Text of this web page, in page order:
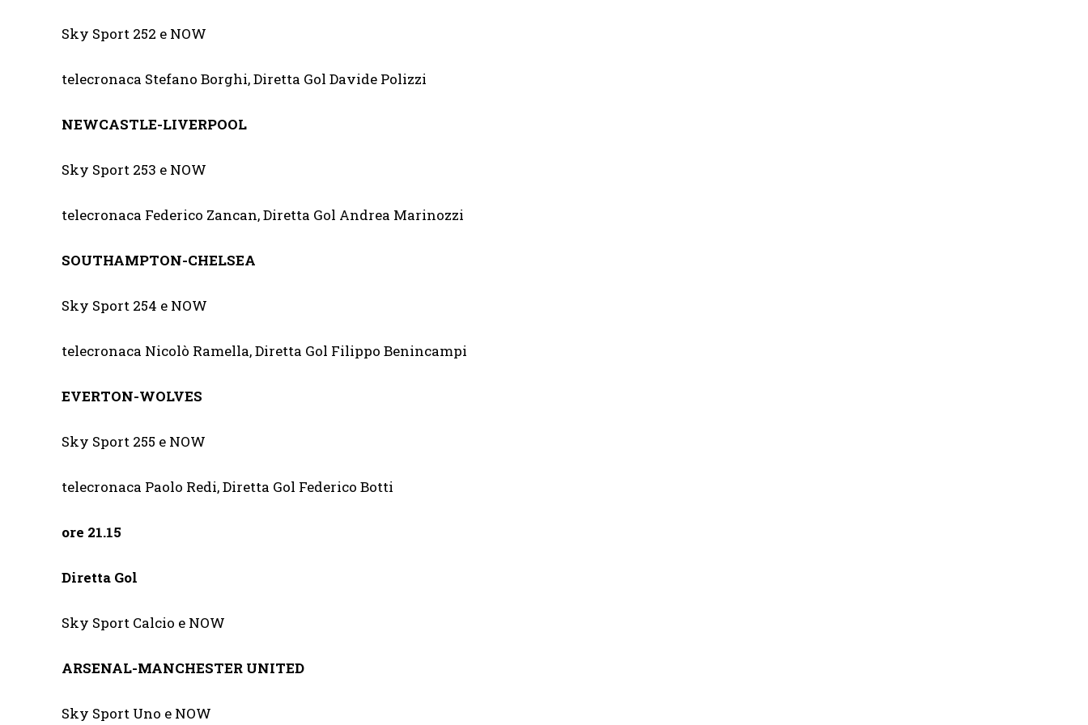
Sky Sport 252 e NOW
telecronaca Stefano Borghi, Diretta Gol Davide Polizzi
NEWCASTLE-LIVERPOOL
Sky Sport 253 e NOW
telecronaca Federico Zancan, Diretta Gol Andrea Marinozzi
SOUTHAMPTON-CHELSEA
Sky Sport 254 e NOW
telecronaca Nicolò Ramella, Diretta Gol Filippo Benincampi
EVERTON-WOLVES
Sky Sport 255 e NOW
telecronaca Paolo Redi, Diretta Gol Federico Botti
ore 21.15
Diretta Gol
Sky Sport Calcio e NOW
ARSENAL-MANCHESTER UNITED
Sky Sport Uno e NOW